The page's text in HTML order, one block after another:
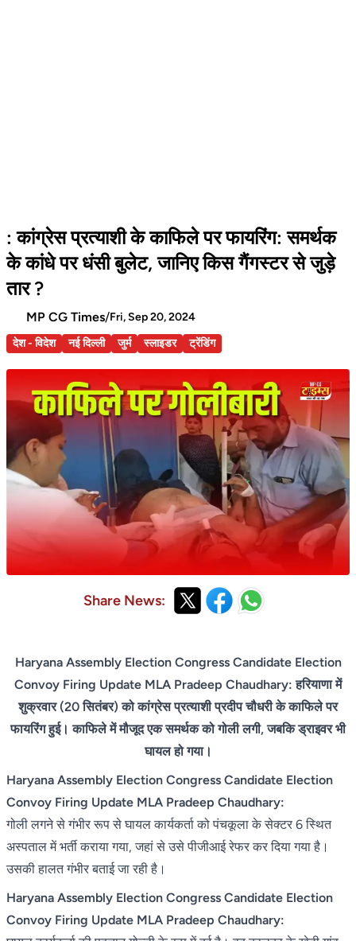
: कांग्रेस प्रत्याशी के काफिले पर फायरिंग: समर्थक
के कांधे पर धंसी बुलेट, जानिए किस गैंगस्टर से जुड़े
तार ?
MP CG Times/Fri, Sep 20, 2024
देश - विदेश
नई दिल्ली जुर्म स्लाइडर ट्रेंडिंग
Share News:
Haryana Assembly Election Congress Candidate Election
Convoy Firing Update MLA Pradeep Chaudhary: हरियाणा में
शुक्रवार (20 सितंबर) को कांग्रेस प्रत्याशी प्रदीप चौधरी के काफिले पर
फायरिंग हुई। काफिले में मौजूद एक समर्थक को गोली लगी, जबकि ड्राइवर भी
घायल हो गया।
Haryana Assembly Election Congress Candidate Election
Convoy Firing Update MLA Pradeep Chaudhary:
गोली लगने से गंभीर रूप से घायल कार्यकर्ता को पंचकूला के सेक्टर 6 स्थित
अस्पताल में भर्ती कराया गया, जहां से उसे पीजीआई रेफर कर दिया गया है।
उसकी हालत गंभीर बताई जा रही है।
Haryana Assembly Election Congress Candidate Election
Convoy Firing Update MLA Pradeep Chaudhary: